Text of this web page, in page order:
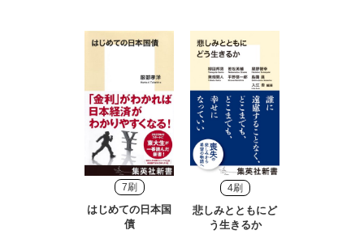
7刷
はじめての日本国
債
4刷
悲しみとともにど
う生きるか